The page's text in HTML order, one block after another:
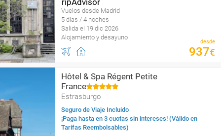
Vuelos desde Madrid
5 días / 4 noches
Salida el 19 dic 2026
Alojamiento y desayuno
desde
937€
Hôtel & Spa Régent Petite
France
Estrasburgo
Seguro de Viaje Incluido
¡Paga hasta en 3 cuotas sin intereses! (Válido en
Tarifas Reembolsables)